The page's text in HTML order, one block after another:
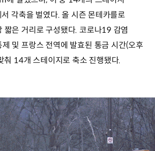
각축을 벌였다. 올 시즌 몬테카를로
짧은 거리로 구성됐다. 코로나19 감염
및 프랑스 전역에 발효된 통금 시간(오후
춰 14개 스테이지로 축소 진행됐다.